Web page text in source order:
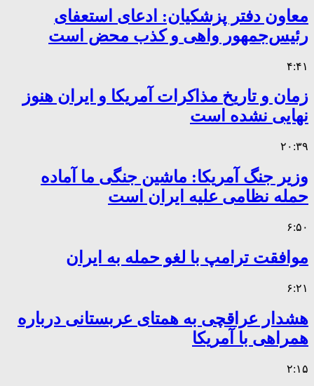
معاون دفتر پزشکیان: ادعای استعفای
رئیس‌جمهور واهی و کذب محض است
۴:۴۱
زمان و تاریخ مذاکرات آمریکا و ایران هنوز
نهایی نشده است
۲۰:۳۹
وزیر جنگ آمریکا: ماشین جنگی ما آماده
حمله نظامی علیه ایران است
۶:۵۰
موافقت ترامپ با لغو حمله به ایران
۶:۲۱
هشدار عراقچی به همتای عربستانی درباره
همراهی با آمریکا
۲:۱۵